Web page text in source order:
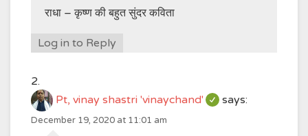
राधा – कृष्ण की बहुत सुंदर कविता
Log in to Reply
Pt, vinay shastri 'vinaychand' says:
December 19, 2020 at 11:01 am